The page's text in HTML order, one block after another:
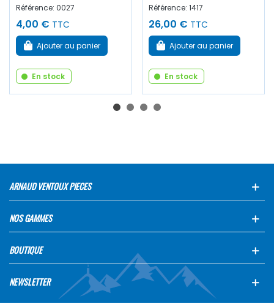
Référence: 0027
4,00 € TTC
Ajouter au panier
En stock
Référence: 1417
26,00 € TTC
Ajouter au panier
En stock
ARNAUD VENTOUX PIECES
NOS GAMMES
BOUTIQUE
NEWSLETTER